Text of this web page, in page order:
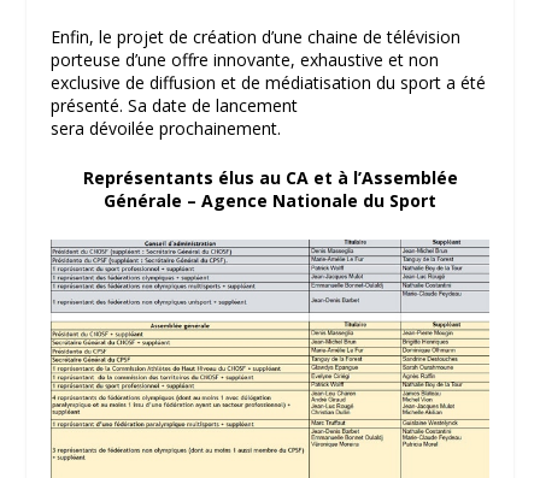
Enfin, le projet de création d’une chaine de télévision
porteuse d’une offre innovante, exhaustive et non
exclusive de diffusion et de médiatisation du sport a été
présenté. Sa date de lancement
sera dévoilée prochainement.
Représentants élus au CA et à l’Assemblée
Générale – Agence Nationale du Sport